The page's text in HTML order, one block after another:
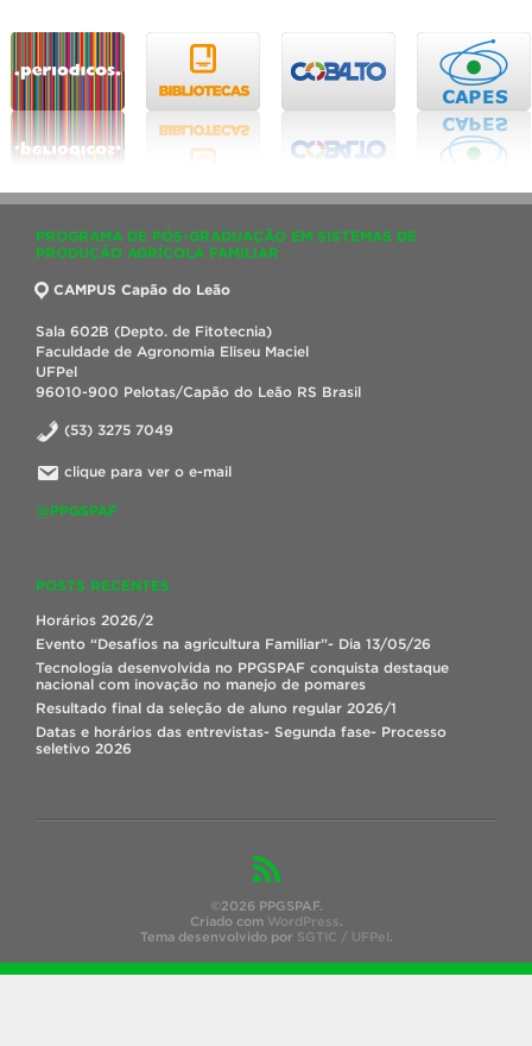
PROGRAMA DE PÓS-GRADUAÇÃO EM SISTEMAS DE
PRODUÇÃO AGRÍCOLA FAMILIAR
CAMPUS Capão do Leão
Sala 602B (Depto. de Fitotecnia)
Faculdade de Agronomia Eliseu Maciel
UFPel
96010-900 Pelotas/Capão do Leão RS Brasil
(53) 3275 7049
clique para ver o e-mail
@PPGSPAF
POSTS RECENTES
Horários 2026/2
Evento “Desafios na agricultura Familiar”- Dia 13/05/26
Tecnologia desenvolvida no PPGSPAF conquista destaque
nacional com inovação no manejo de pomares
Resultado final da seleção de aluno regular 2026/1
Datas e horários das entrevistas- Segunda fase- Processo
seletivo 2026
©2026 PPGSPAF.
Criado com WordPress.
Tema desenvolvido por SGTIC / UFPel.